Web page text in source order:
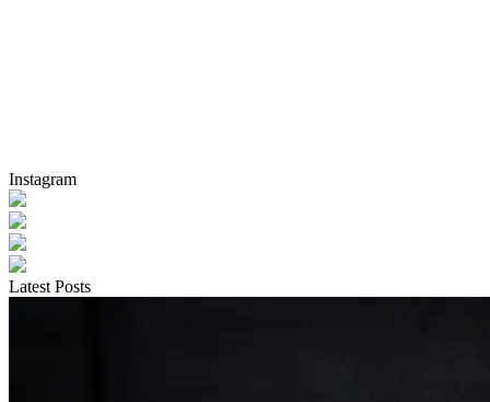
Instagram
Latest Posts